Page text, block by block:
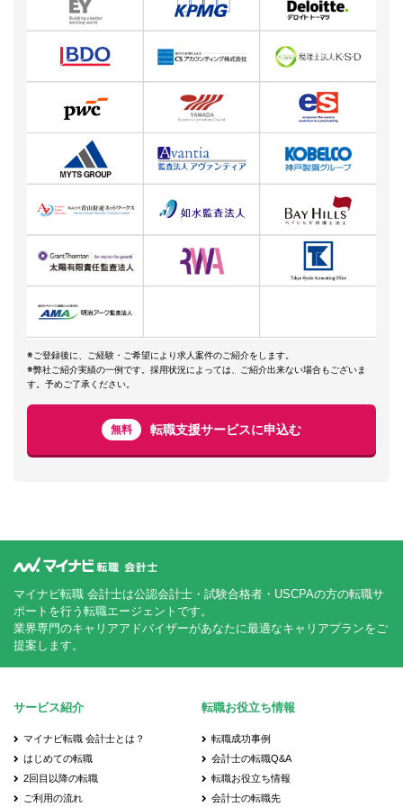
※ご登録後に、ご経験・ご希望により求人案件のご紹介をします。
※弊社ご紹介実績の一例です。採用状況によっては、ご紹介出来ない場合もございま
す。予めご了承ください。
無料 転職支援サービスに申込む
マイナビ転職 会計士は公認会計士・試験合格者・USCPAの方の転職サ
ポートを行う転職エージェントです。
業界専門のキャリアアドバイザーがあなたに最適なキャリアプランをご
提案します。
サービス紹介
マイナビ転職 会計士とは？
はじめての転職
2回目以降の転職
ご利用の流れ
転職お役立ち情報
転職成功事例
会計士の転職Q&A
転職お役立ち情報
会計士の転職先